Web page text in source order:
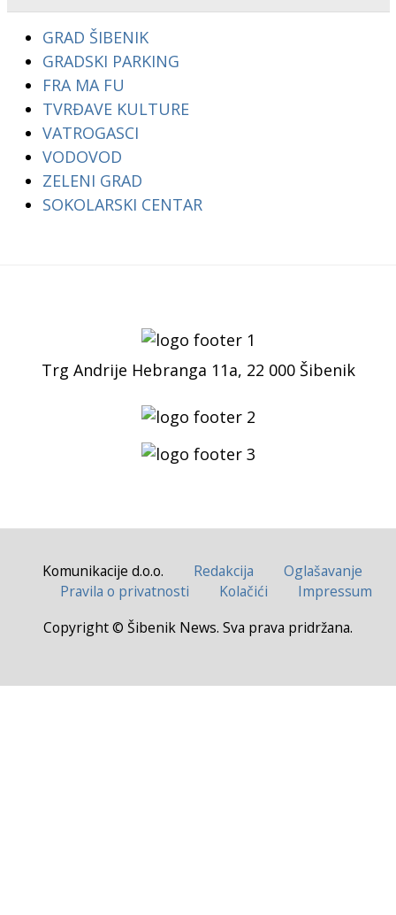
GRAD ŠIBENIK
GRADSKI PARKING
FRA MA FU
TVRĐAVE KULTURE
VATROGASCI
VODOVOD
ZELENI GRAD
SOKOLARSKI CENTAR
Trg Andrije Hebranga 11a, 22 000 Šibenik
Komunikacije d.o.o. Redakcija
Oglašavanje
Pravila o privatnosti
Kolačići
Impressum
Copyright © Šibenik News. Sva prava pridržana.